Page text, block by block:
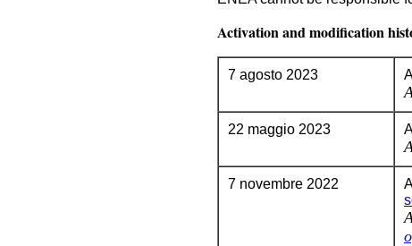
Activation and modification
7 agosto 2023
22 maggio 2023
7 novembre 2022